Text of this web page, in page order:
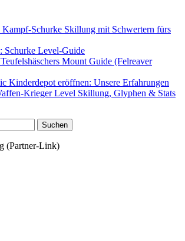
Kampf-Schurke Skillung mit Schwertern fürs
Schurke Level-Guide
Mount Guide (Felreaver
Kinderdepot eröffnen: Unsere Erfahrungen
Krieger Level Skillung, Glyphen & Stats
(Partner-Link)